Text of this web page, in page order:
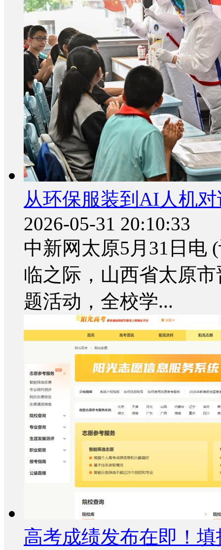
从环保服装到AI人机
2026-05-31 20:10:33
中新网太原5月31日电
临之际，山西省太原
题活动，全校学...
高考成绩发布在即！